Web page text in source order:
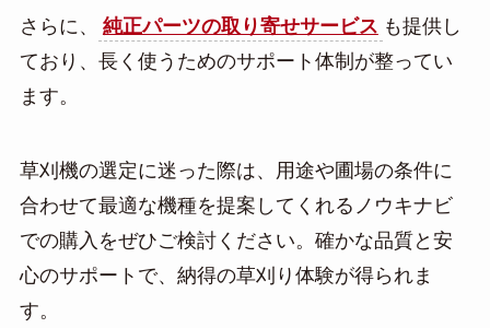
さらに、 純正パーツの取り寄せサービス も提供し
ており、長く使うためのサポート体制が整ってい
ます。
草刈機の選定に迷った際は、用途や圃場の条件に
合わせて最適な機種を提案してくれるノウキナビ
での購入をぜひご検討ください。確かな品質と安
心のサポートで、納得の草刈り体験が得られま
す。